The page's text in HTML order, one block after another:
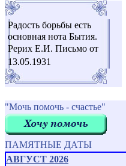
Радость борьбы есть
основная нота Бытия.
Рерих Е.И. Письмо от
13.05.1931
"Мочь помочь - счастье"
ПАМЯТНЫЕ ДАТЫ
АВГУСТ 2026